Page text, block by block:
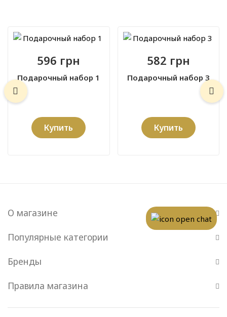
596 грн
Подарочный набор 1
Купить
582 грн
Подарочный набор 3
Купить
О магазине
Популярные категории
Бренды
Правила магазина